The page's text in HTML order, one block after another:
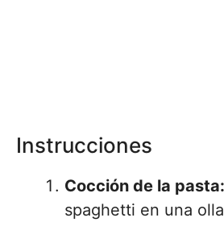
Instrucciones
Cocción de la pasta:
spaghetti en una